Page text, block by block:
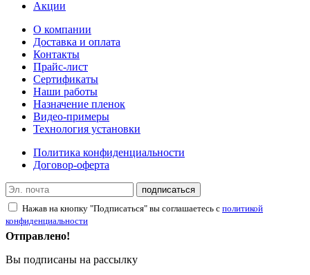
Акции
О компании
Доставка и оплата
Контакты
Прайс-лист
Сертификаты
Наши работы
Назначение пленок
Видео-примеры
Технология установки
Политика конфиденциальности
Договор-оферта
подписаться
Нажав на кнопку "Подписаться" вы соглашаетесь с политикой
конфиденциальности
Отправлено!
Вы подписаны на рассылку